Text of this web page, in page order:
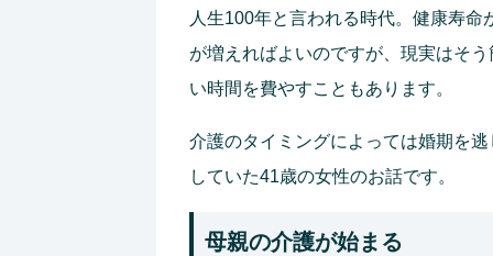
人生100年と言われる時代。健康寿
が増えればよいのですが、現実はそ
い時間を費やすこともあります。
介護のタイミングによっては婚期を
していた41歳の女性のお話です。
母親の介護が始まる